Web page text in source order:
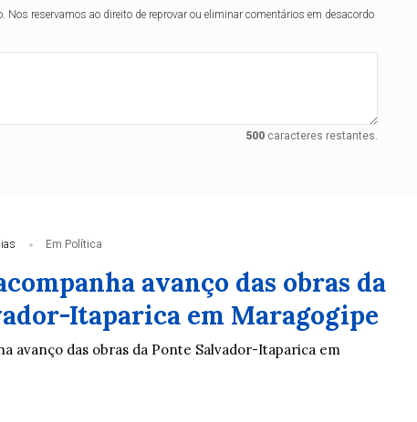
reservamos ao direito de reprovar ou eliminar comentários em desacordo
500caracteres restantes.
Em Política
avanço das obras da
Itaparica em Maragogipe
avanço das obras da Ponte Salvador-Itaparica em